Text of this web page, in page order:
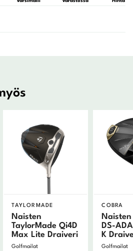
TAYLORMADE
Naisten
TaylorMade Qi4D
Max Lite Draiveri
Golfmailat
COBRA
DS-
K
Golfmailat